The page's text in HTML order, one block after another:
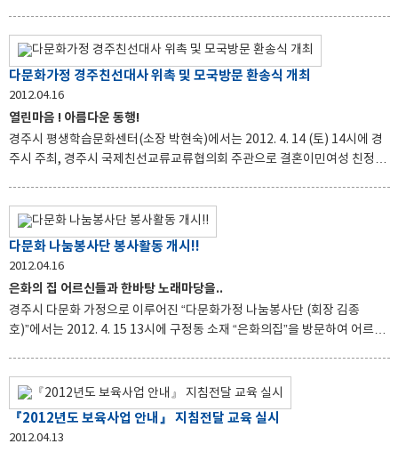
주 판소리명가 장월중선 명창의 업적과 예술혼을 홍보하고, 유네스코 세계
무형유산으로 지정된 판소리 전승에도 한몫을 했다. 특히 이번 대회는 국악
의 저변확대를 위해 행사를 마련한 것으로 직원들은 참가자 및 벚꽃 관광객
에 개최되는 제78차 국제PEN경주대회 및 신라문화제, 경주 떡과 술잔치 등
각종 행사와 축제 등 적극적인 홍보를 통한 경주관광 르네상
다문화가정 경주친선대사 위촉 및 모국방문 환송식 개최
2012.04.16
열린마음 ! 아름다운 동행!
경주시 평생학습문화센터(소장 박현숙)에서는 2012. 4. 14 (토) 14시에 경
주시 주최, 경주시 국제친선교류교류협의회 주관으로 결혼이민여성 친정보
운 결혼이민여성들의 안정적인 생활정착을 지원하고 한국생활을 위로하기
위해 모국방문의 기회를 제공하여 타국에서의 향수를 달래고 한국인으로서
의 자긍심을 드높이고자 하기 위함이다. 이날 행사에 참여한 최양식 경주시
경주발전에 이바지하고 있음에 감사하며, 경주친선대사로서 건강한 모습으
로 고국에 방문하여 경주를 널리 알리고 돌아오라고 격려의 말을 전하
다문화 나눔봉사단 봉사활동 개시!!
2012.04.16
은화의 집 어르신들과 한바탕 노래마당을..
경주시 다문화 가정으로 이루어진 “다문화가정 나눔봉사단 (회장 김종
호)”에서는 2012. 4. 15 13시에 구정동 소재 “은화의집”을 방문하여 어르신
가정 나눔봉사단”으로 거듭나면서 회원과 가족 20여명이 시설을 방문하여
어르신들과 함께 노래도하고 말벗도 되어 드리는 등 즐겁고 행복한 시간을
『2012년도 보육사업 안내』 지침전달 교육 실시
2012.04.13